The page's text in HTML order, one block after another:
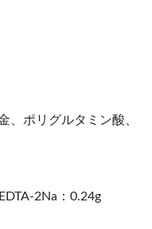
、ポリグルタミン酸、
2Na：0.24g